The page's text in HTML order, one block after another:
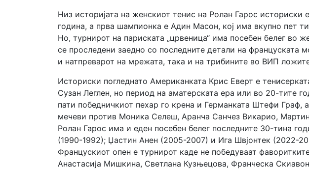
Низ историјата на женскиот тенис на Ролан Гарос
година, а прва шампионка е Адин Масон, кој има вкупно пет
Но, турнирот на париската „црвеница“ има посебен белег во
се проследени заедно со последните детали на француската
и натпреварот на мрежата, така и на трибините во ВИП
Историски погледнато Американката Крис Еверт е
Сузан Леглен, но период на аматерската ера или во 20-тите
пати победничкиот пехар го крена и Германката Штефи Граф,
мечеви против Моника Селеш, Аранча Санчез Викарио,
Ролан Гарос има и еден посебен белег последните 30-тина
(1990-1992); Џастин Анен (2005-2007) и Ига Швјонтек (2022-
Францускиот опен е турнирот каде не победуваат
Анастасија Мишкина, Светлана Кузњецова, Франческа